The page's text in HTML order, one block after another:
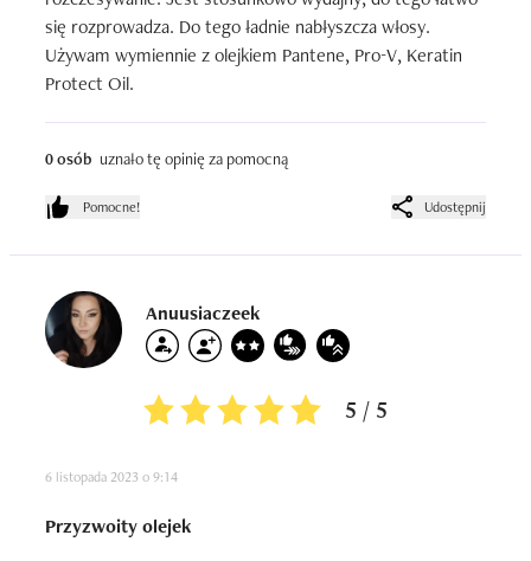
się rozprowadza. Do tego ładnie nabłyszcza włosy.
Używam wymiennie z olejkiem Pantene, Pro-V, Keratin
Protect Oil.
0 osób uznało tę opinię za pomocną
Pomocne! Udostępnij
Anuusiaczeek
5 / 5
6 listopada 2023 o 9:14
Przyzwoity olejek